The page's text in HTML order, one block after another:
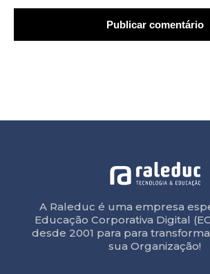
A Raleduc é uma empresa
Educação Corporativa Digital
desde 2001 para para
sua Organização!